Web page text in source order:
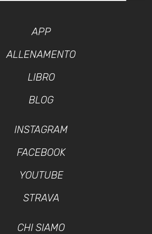
APP
ALLENAMENTO
LIBRO
BLOG
INSTAGRAM
FACEBOOK
YOUTUBE
STRAVA
CHI SIAMO